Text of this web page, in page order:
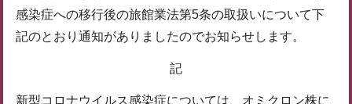
感染症への移行後の旅館業法第5条の取扱いについて下
記のとおり通知がありましたのでお知らせします。
記
新型コロナウイルス感染症については、オミクロン株に